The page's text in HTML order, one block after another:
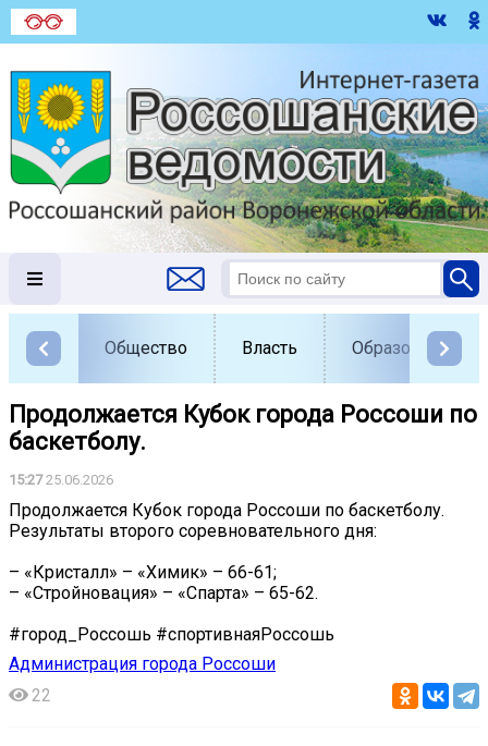
Общество Власть Образование
Продолжается Кубок города Россоши по
баскетболу.
15:2725.06.2026
Продолжается Кубок города Россоши по баскетболу.
Результаты второго соревновательного дня:
– «Кристалл» – «Химик» – 66-61;
– «Стройновация» – «Спарта» – 65-62.
#город_Россошь #спортивнаяРоссошь
Администрация города Россоши
22